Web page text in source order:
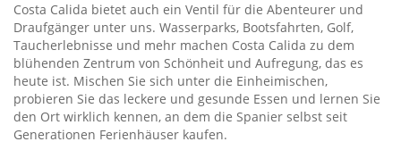
Costa Calida bietet auch ein Ventil für die Abenteurer und
Draufgänger unter uns. Wasserparks, Bootsfahrten, Golf,
Taucherlebnisse und mehr machen Costa Calida zu dem
blühenden Zentrum von Schönheit und Aufregung, das es
heute ist. Mischen Sie sich unter die Einheimischen,
probieren Sie das leckere und gesunde Essen und lernen Sie
den Ort wirklich kennen, an dem die Spanier selbst seit
Generationen Ferienhäuser kaufen.